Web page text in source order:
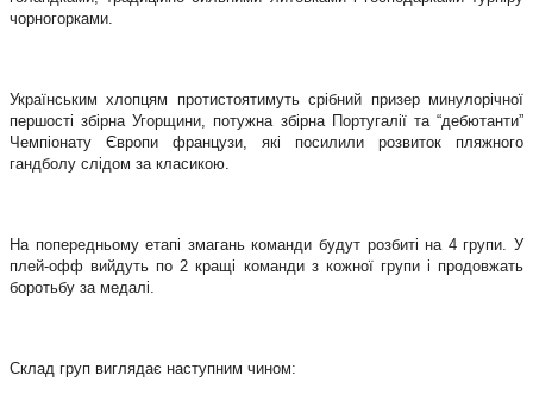
чорногорками.
Українським хлопцям протистоятимуть срібний призер минулорічної
першості збірна Угорщини, потужна збірна Португалії та “дебютанти”
Чемпіонату Європи французи, які посилили розвиток пляжного
гандболу слідом за класикою.
На попередньому етапі змагань команди будут розбиті на 4 групи. У
плей-офф вийдуть по 2 кращі команди з кожної групи і продовжать
боротьбу за медалі.
Склад груп виглядає наступним чином: